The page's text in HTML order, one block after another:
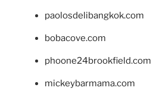
paolosdelibangkok.com
bobacove.com
phoone24brookfield.com
mickeybarmama.com